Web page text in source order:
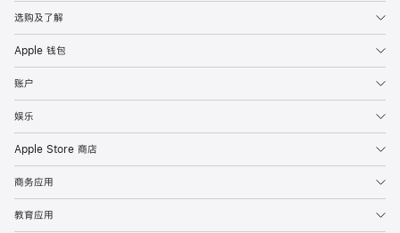
选购及了解
Apple 钱包
账户
娱乐
Apple Store 商店
商务应用
教育应用